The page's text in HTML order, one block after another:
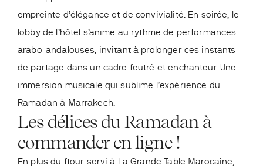
empreinte d’élégance et de convivialité. En soirée, le
lobby de l’hôtel s’anime au rythme de performances
arabo-andalouses, invitant à prolonger ces instants
de partage dans un cadre feutré et enchanteur. Une
immersion musicale qui sublime l’expérience du
Ramadan à Marrakech.
Les délices du Ramadan à
commander en ligne !
En plus du ftour servi à La Grande Table Marocaine,